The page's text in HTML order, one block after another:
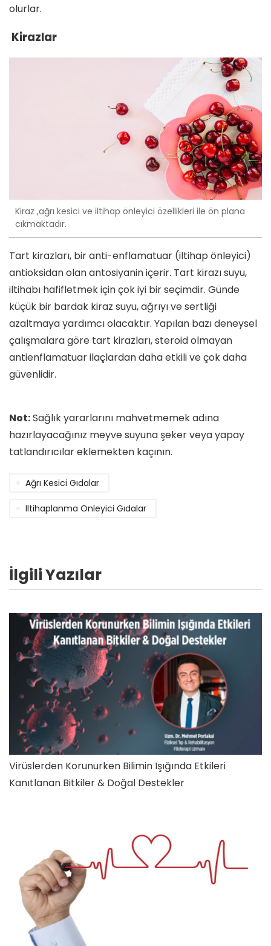
olurlar.
Kirazlar
Kiraz ,ağrı kesici ve iltihap önleyici özellikleri ile ön plana
cıkmaktadır.
Tart kirazları, bir anti-enflamatuar (iltihap önleyici)
antioksidan olan antosiyanin içerir. Tart kirazı suyu,
iltihabı hafifletmek için çok iyi bir seçimdir. Günde
küçük bir bardak kiraz suyu, ağrıyı ve sertliği
azaltmaya yardımcı olacaktır. Yapılan bazı deneysel
çalışmalara göre tart kirazları, steroid olmayan
antienflamatuar ilaçlardan daha etkili ve çok daha
güvenlidir.
Not:Sağlık yararlarını mahvetmemek adına
hazırlayacağınız meyve suyuna şeker veya yapay
tatlandırıcılar eklemekten kaçının.
Ağrı Kesici Gıdalar
Iltihaplanma Onleyici Gıdalar
İlgili Yazılar
Virüslerden Korunurken Bilimin Işığında Etkileri
Kanıtlanan Bitkiler & Doğal Destekler